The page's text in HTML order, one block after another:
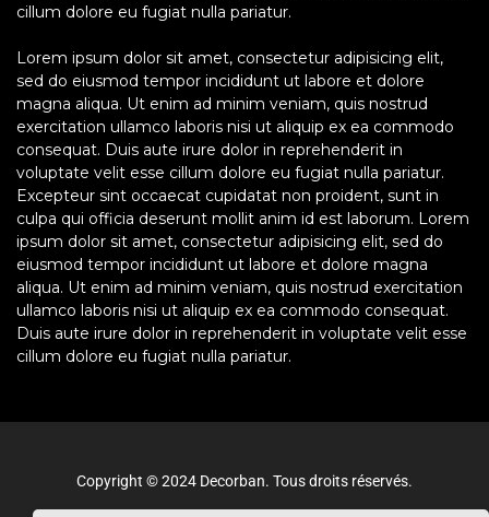
cillum dolore eu fugiat nulla pariatur.
Lorem ipsum dolor sit amet, consectetur adipisicing elit,
sed do eiusmod tempor incididunt ut labore et dolore
magna aliqua. Ut enim ad minim veniam, quis nostrud
exercitation ullamco laboris nisi ut aliquip ex ea commodo
consequat. Duis aute irure dolor in reprehenderit in
voluptate velit esse cillum dolore eu fugiat nulla pariatur.
Excepteur sint occaecat cupidatat non proident, sunt in
culpa qui officia deserunt mollit anim id est laborum. Lorem
ipsum dolor sit amet, consectetur adipisicing elit, sed do
eiusmod tempor incididunt ut labore et dolore magna
aliqua. Ut enim ad minim veniam, quis nostrud exercitation
ullamco laboris nisi ut aliquip ex ea commodo consequat.
Duis aute irure dolor in reprehenderit in voluptate velit esse
cillum dolore eu fugiat nulla pariatur.
Copyright © 2024 Decorban. Tous droits réservés.